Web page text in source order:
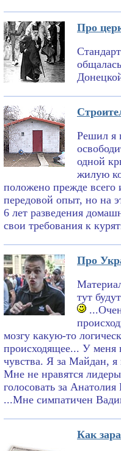
Про
Решил я
одной
жилую
положено прежде всего
передовой опыт, но на
6 лет разведения
свои требования к
Про
тут
мозгу какую-то
происходящее... У меня
чувства. Я за Майдан,
Мне не нравятся
голосовать за
...Мне симпатичен
Как